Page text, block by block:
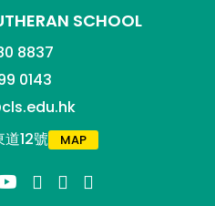
SCHOOL
8837
0143
12號
MAP